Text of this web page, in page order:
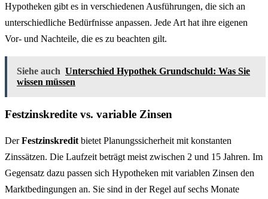
Hypotheken gibt es in verschiedenen Ausführungen, die sich an
unterschiedliche Bedürfnisse anpassen. Jede Art hat ihre eigenen
Vor- und Nachteile, die es zu beachten gilt.
Siehe auch Unterschied Hypothek Grundschuld: Was Sie
wissen müssen
Festzinskredite vs. variable Zinsen
DerFestzinskredit bietet Planungssicherheit mit konstanten
Zinssätzen. Die Laufzeit beträgt meist zwischen 2 und 15 Jahren. Im
Gegensatz dazu passen sich Hypotheken mit variablen Zinsen den
Marktbedingungen an. Sie sind in der Regel auf sechs Monate